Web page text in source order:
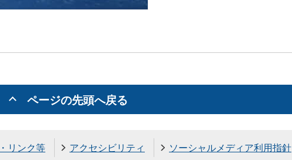
ページの先頭へ戻る
リンク等 アクセシビリティ ソーシャルメディア利用指針